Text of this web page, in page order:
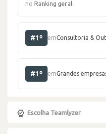
no Ranking geral
#1º emConsultoria &
#1º emGrandes
Escolha Teamlyzer